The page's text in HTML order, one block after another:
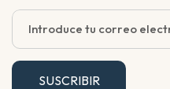
SUSCRIBIR